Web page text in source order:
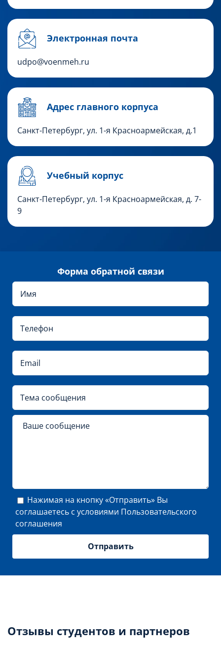
Электронная почта
udpo@voenmeh.ru
Адрес главного корпуса
Санкт-Петербург, ул. 1-я Красноармейская, д.1
Учебный корпус
Санкт-Петербург, ул. 1-я Красноармейская, д. 7-
9
Форма обратной связи
Нажимая на кнопку «Отправить» Вы
соглашаетесь с условиями Пользовательского
соглашения
Отзывы студентов и партнеров